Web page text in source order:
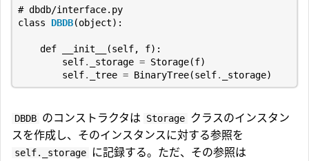
# dbdb/interface.py
class
DBDB(object):
def __init__ (self, f):
self. _storage = Storage(f)
self. _tree = BinaryTree(self. _storage)
DBDB のコンストラクタは Storage クラスのインスタン
スを作成し、そのインスタンスに対する参照を
self._storage に記録する。ただ、その参照は